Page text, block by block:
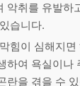
악취를 유발하
습니다.
힘이 심해지
하여 욕실이나
란을 겪을 수